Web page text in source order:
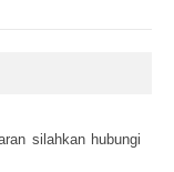
sіlаhkаn hubungі